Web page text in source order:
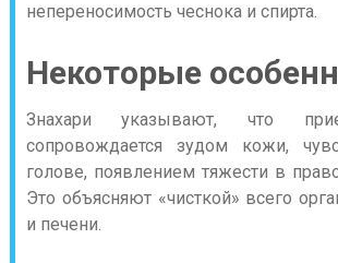
непереносимость чеснока и спирта.
Некоторые
Знахари указывают, что
сопровождается зудом кожи,
голове, появлением тяжести в
Это объясняют «чисткой» всего
и печени.